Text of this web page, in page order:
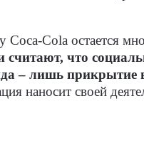
Coca-Cola остается
считают, что
– лишь прикрытие
наносит своей